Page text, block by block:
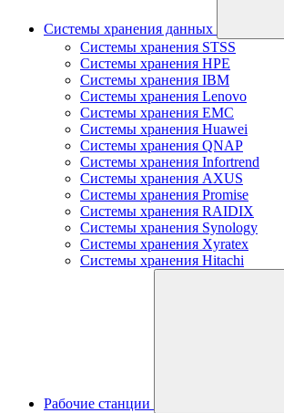
Системы хранения данных
Системы хранения STSS
Системы хранения HPE
Системы хранения IBM
Системы хранения Lenovo
Системы хранения EMC
Системы хранения Huawei
Системы хранения QNAP
Системы хранения Infortrend
Системы хранения AXUS
Системы хранения Promise
Системы хранения RAIDIX
Системы хранения Synology
Системы хранения Xyratex
Системы хранения Hitachi
Рабочие станции